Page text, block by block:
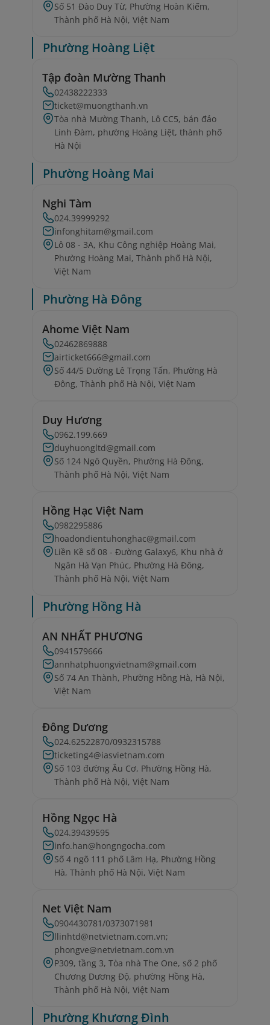
Số 51 Đào Duy Từ, Phường Hoàn Kiếm,
Thành phố Hà Nội, Việt Nam
Phường Hoàng Liệt
Tập đoàn Mường Thanh
02438222333
ticket@muongthanh.vn
Tòa nhà Mường Thanh, Lô CC5, bán đảo
Linh Đàm, phường Hoàng Liệt, thành phố
Hà Nội
Phường Hoàng Mai
Nghi Tàm
024.39999292
infonghitam@gmail.com
Lô 08 - 3A, Khu Công nghiệp Hoàng Mai,
Phường Hoàng Mai, Thành phố Hà Nội,
Việt Nam
Phường Hà Đông
Ahome Việt Nam
02462869888
airticket666@gmail.com
Số 44/5 Đường Lê Trọng Tấn, Phường Hà
Đông, Thành phố Hà Nội, Việt Nam
Duy Hương
0962.199.669
duyhuongltd@gmail.com
Số 124 Ngô Quyền, Phường Hà Đông,
Thành phố Hà Nội, Việt Nam
Hồng Hạc Việt Nam
0982295886
hoadondientuhonghac@gmail.com
Liền Kề số 08 - Đường Galaxy6, Khu nhà ở
Ngân Hà Vạn Phúc, Phường Hà Đông,
Thành phố Hà Nội, Việt Nam
Phường Hồng Hà
AN NHẤT PHƯƠNG
0941579666
annhatphuongvietnam@gmail.com
Số 74 An Thành, Phường Hồng Hà, Hà Nội,
Việt Nam
Đông Dương
024.62522870/0932315788
ticketing4@iasvietnam.com
Số 103 đường Âu Cơ, Phường Hồng Hà,
Thành phố Hà Nội, Việt Nam
Hồng Ngọc Hà
024.39439595
info.han@hongngocha.com
Số 4 ngõ 111 phố Lâm Hạ, Phường Hồng
Hà, Thành phố Hà Nội, Việt Nam
Net Việt Nam
0904430781/0373071981
llinhtd@netvietnam.com.vn;
phongve@netvietnam.com.vn
P309, tầng 3, Tòa nhà The One, số 2 phố
Chương Dương Độ, phường Hồng Hà,
Thành phố Hà Nội, Việt Nam
Phường Khương Đình